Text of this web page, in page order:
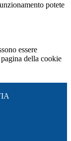
potete
essere
della cookie